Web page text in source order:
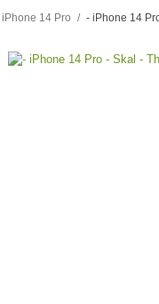
iPhone 14 Pro / - iPhone 14